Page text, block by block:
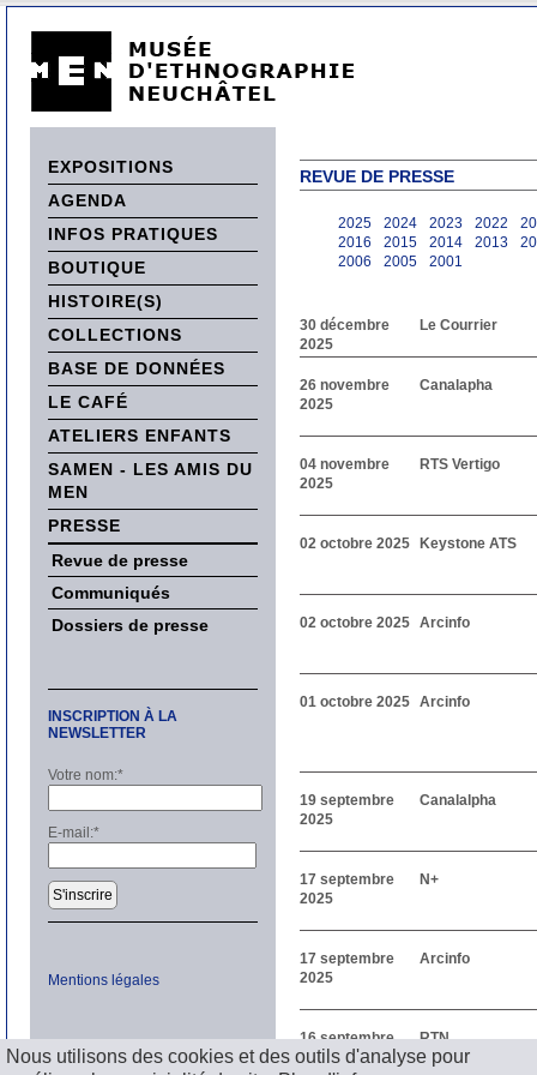
Nous utilisons des cookies et des outils d'analyse pour
EXPOSITIONS
AGENDA
INFOS PRATIQUES
BOUTIQUE
HISTOIRE(S)
COLLECTIONS
BASE DE DONNÉES
LE CAFÉ
ATELIERS ENFANTS
SAMEN - LES AMIS DU
MEN
PRESSE
Revue de presse
Communiqués
Dossiers de presse
INSCRIPTION À LA
NEWSLETTER
Votre nom:*
E-mail:*
S'inscrire
Mentions légales
REVUE DE PRESSE
2025 2024 2023 2022
2016
2015 2014 2013
2006
2005 2001
30 décembre
2025
Le Courrier
26 novembre
2025
Canalapha
04 novembre
2025
RTS Vertigo
02 octobre 2025 Keystone ATS
02 octobre 2025 Arcinfo
01 octobre 2025 Arcinfo
19 septembre
2025
Canalalpha
17 septembre
2025
N+
17 septembre
2025
Arcinfo
16 septembre
2025
RTN